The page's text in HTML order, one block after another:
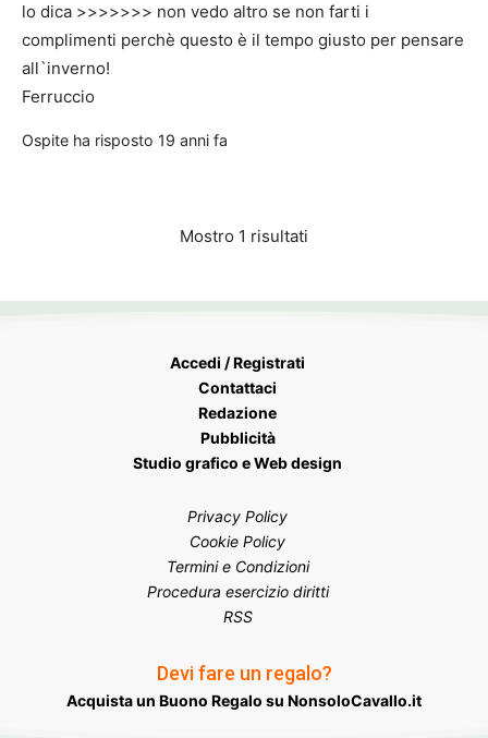
lo dica >>>>>>> non vedo altro se non farti i
complimenti perchè questo è il tempo giusto per pensare
all`inverno!
Ferruccio
Ospite ha risposto 19 anni fa
Mostro 1 risultati
Accedi / Registrati
Contattaci
Redazione
Pubblicità
Studio grafico e Web design
Privacy Policy
Cookie Policy
Termini e Condizioni
Procedura esercizio diritti
RSS
Devi fare un regalo?
Acquista un Buono Regalo su NonsoloCavallo.it